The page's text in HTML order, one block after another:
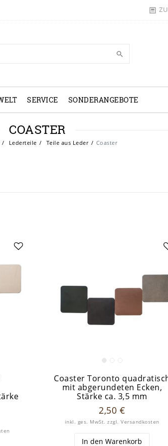
SERVICE SONDERANGEBOTE
COASTER
Lederteile Teile aus Leder Coaster
Coaster Toronto
mit abgerundeten Ecken,
Stärke ca. 3,5 mm
2,50 €
inkl. ges. MwSt. zzgl.Versandkosten
In den Warenkorb